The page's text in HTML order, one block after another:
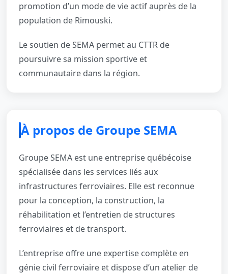
promotion d’un mode de vie actif auprès de la
population de Rimouski.
Le soutien de SEMA permet au CTTR de
poursuivre sa mission sportive et
communautaire dans la région.
À propos de Groupe SEMA
Groupe SEMA est une entreprise québécoise
spécialisée dans les services liés aux
infrastructures ferroviaires. Elle est reconnue
pour la conception, la construction, la
réhabilitation et l’entretien de structures
ferroviaires et de transport.
L’entreprise offre une expertise complète en
génie civil ferroviaire et dispose d’un atelier de